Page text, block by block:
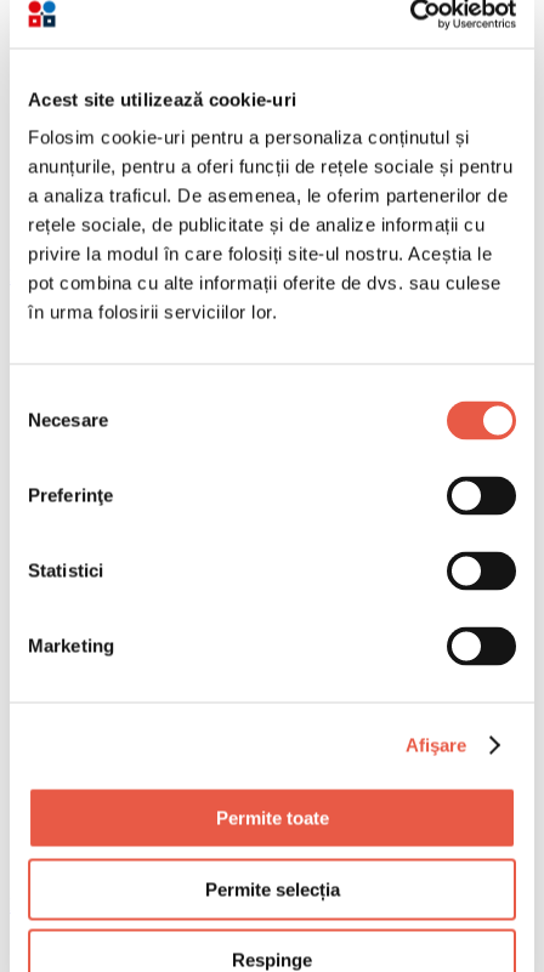
Acest site utilizează cookie-uri
Folosim cookie-uri pentru a personaliza conținutul și
anunțurile, pentru a oferi funcții de rețele sociale și pentru
a analiza traficul. De asemenea, le oferim partenerilor de
rețele sociale, de publicitate și de analize informații cu
privire la modul în care folosiți site-ul nostru. Aceștia le
pot combina cu alte informații oferite de dvs. sau culese
în urma folosirii serviciilor lor.
consimțământului
Necesare
Preferinţe
Statistici
Marketing
Afişare
Permite toate
Permite selecția
Respinge
LinkedIn
Copiază link